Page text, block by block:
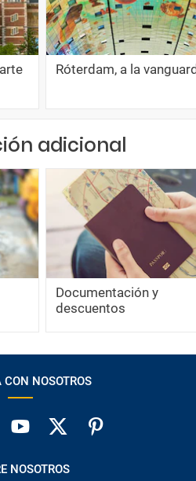
Róterdam, a la
adicional
Documentación y
descuentos
CON NOSOTROS
NOSOTROS